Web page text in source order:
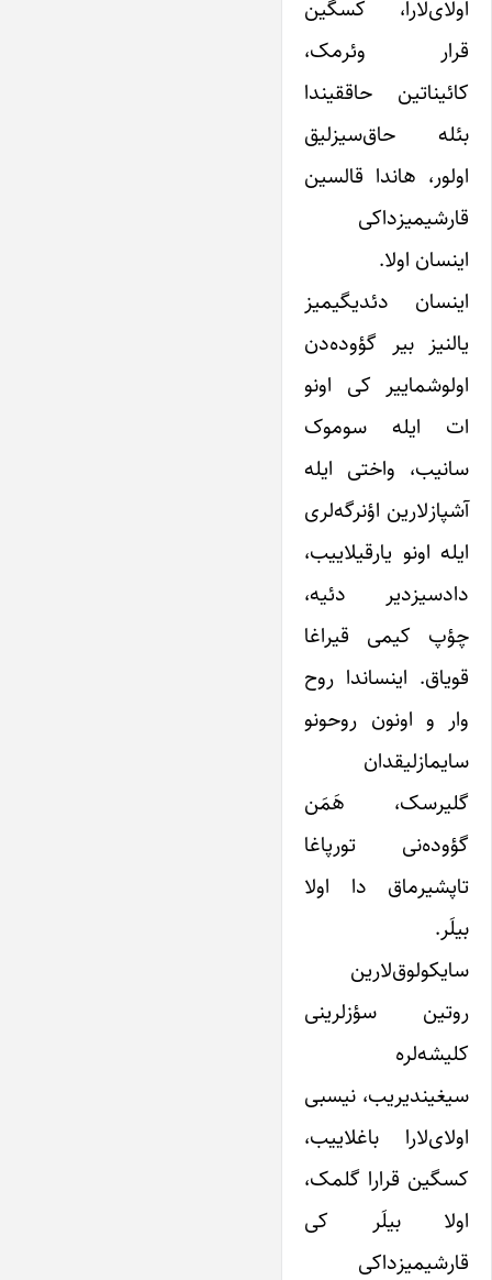
اولای‌لارا، کسگین
قرار وئرمک،
کائیناتین حاققیندا
بئله حاق‌سیزلیق
اولور، هاندا قالسین
قارشیمیزداکی
اینسان اولا.
اینسان دئدیگیمیز
یالنیز بیر گؤوده‌دن
اولوشماییر کی اونو
ات ایله سوموک
سانیب، واختی ایله
آشپازلارین اؤنرگه‌لری
ایله اونو یارقیلاییب،
دادسیزدیر دئیه،
چؤپ کیمی قیراغا
قویاق. اینساندا روح
وار و اونون روحونو
سایمازلیقدان
گلیرسک، هَمَن
گؤوده‌نی تورپاغا
تاپشیرماق دا اولا
بیلَر.
سایکولوق‌لارین
روتین سؤزلرینی
کلیشه‌لره
سیغیندیریب، نیسبی
اولای‌لارا باغلاییب،
کسگین قرارا گلمک،
اولا بیلَر کی
قارشیمیزداکی